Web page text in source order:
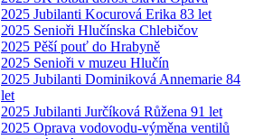
2025 Jubilanti Kocurová Erika 83 let
2025 Senioři Hlučínska Chlebičov
2025 Pěší pouť do Hrabyně
2025 Senioři v muzeu Hlučín
2025 Jubilanti Dominiková Annemarie 84
let
2025 Jubilanti Jurčíková Růžena 91 let
2025 Oprava vodovodu-výměna ventilů